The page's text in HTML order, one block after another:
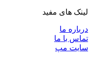
لینک های مفید
درباره ما
تماس با ما
سایت مپ